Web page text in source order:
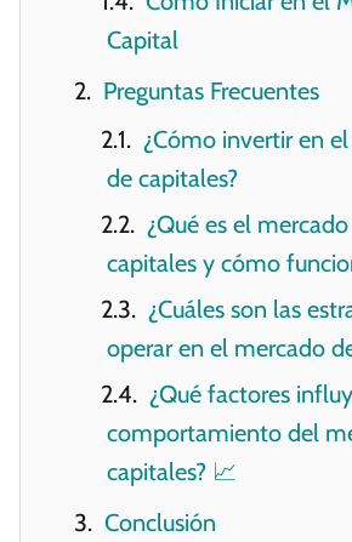
Capital
Preguntas Frecuentes
¿Cómo invertir en
de capitales?
¿Qué es el
capitales y cómo
¿Cuáles son las
operar en el mercado
¿Qué factores
comportamiento del
capitales? 📈
Conclusión